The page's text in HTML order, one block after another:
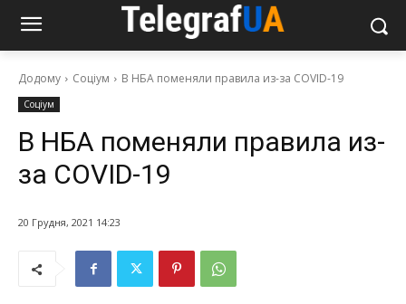
Додому Соціум В НБА поменяли правила из-за COVID-19
Соціум
В НБА поменяли правила из-
за COVID-19
20 Грудня, 2021 14:23